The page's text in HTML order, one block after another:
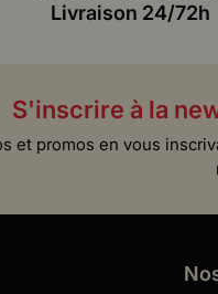
Livraison 24/72h
S'inscrire à la
et promos en vous